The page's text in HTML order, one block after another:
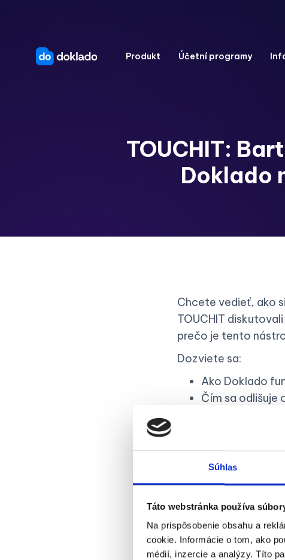
Súhlas
Táto webstránka používa
Na prispôsobenie obsahu a
cookie. Informácie o tom, ako
médií, inzercie a analýzy. Títo
Produkt Účetní programy
TOUCHIT:
Doklado
Chcete vedieť, ako
TOUCHIT
prečo je tento
Dozviete sa:
Ako Doklado
Čím sa odlišuje